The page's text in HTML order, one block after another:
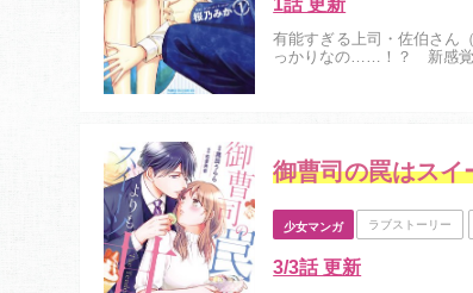
1話 更新
有能すぎる上司・佐伯さん
っかりなの……！？ 新感覚
御曹司の罠はスイ
少女マンガ ラブストーリー
3/3話 更新